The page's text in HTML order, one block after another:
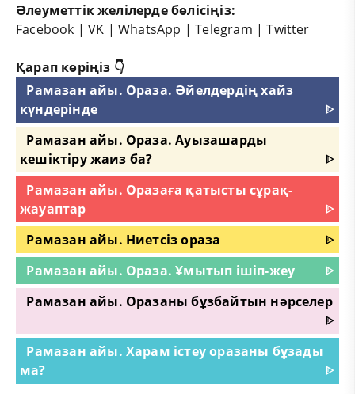
Әлеуметтік желілерде бөлісіңіз:
Facebook |VK |WhatsApp |Telegram |Twitter
Қарап көріңіз 👇
Рамазан айы. Ораза. Әйелдердің хайз
күндерінде
ᐈ
Рамазан айы. Ораза. Ауызашарды
кешіктіру жаиз ба?
ᐈ
Рамазан айы. Оразаға қатысты сұрақ-
жауаптар
ᐈ
Рамазан айы. Ниетсіз ораза
ᐈ
Рамазан айы. Ораза. Ұмытып ішіп-жеу
ᐈ
Рамазан айы. Оразаны бұзбайтын нәрселер
ᐈ
Рамазан айы. Харам істеу оразаны бұзады
ма?
ᐈ